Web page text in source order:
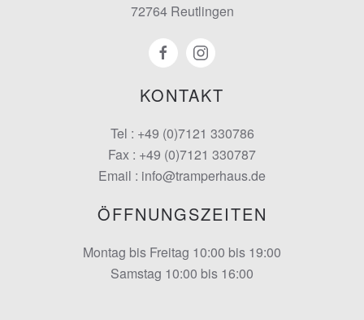
KONTAKT
Tel : +49 (0)7121 330786
Fax : +49 (0)7121 330787
Email : info@tramperhaus.de
72764 Reutlingen
ÖFFNUNGSZEITEN
Montag bis Freitag 10:00 bis 19:00
Samstag 10:00 bis 16:00